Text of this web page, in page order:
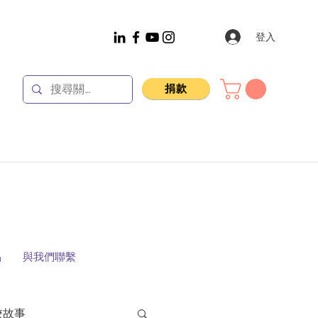
登入
捐款
與我們聯繫
故事